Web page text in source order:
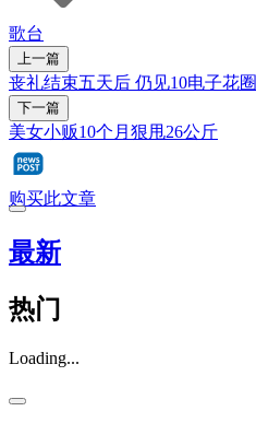
歌台
上一篇
丧礼结束五天后 仍见10电子花圈
下一篇
美女小贩10个月狠甩26公斤
购买此文章
最新
热门
Loading...